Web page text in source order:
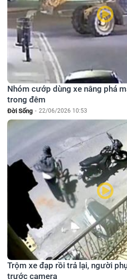
Nhóm cướp dùng xe nâng phá
trong đêm
Đời Sống - 22/06/2026 10:53
Trộm xe đạp rồi trả lại, người
trước camera